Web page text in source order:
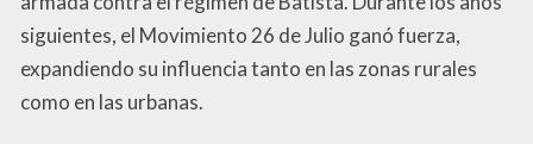
siguientes, el Movimiento 26 de Julio ganó fuerza,
expandiendo su influencia tanto en las zonas rurales
como en las urbanas.